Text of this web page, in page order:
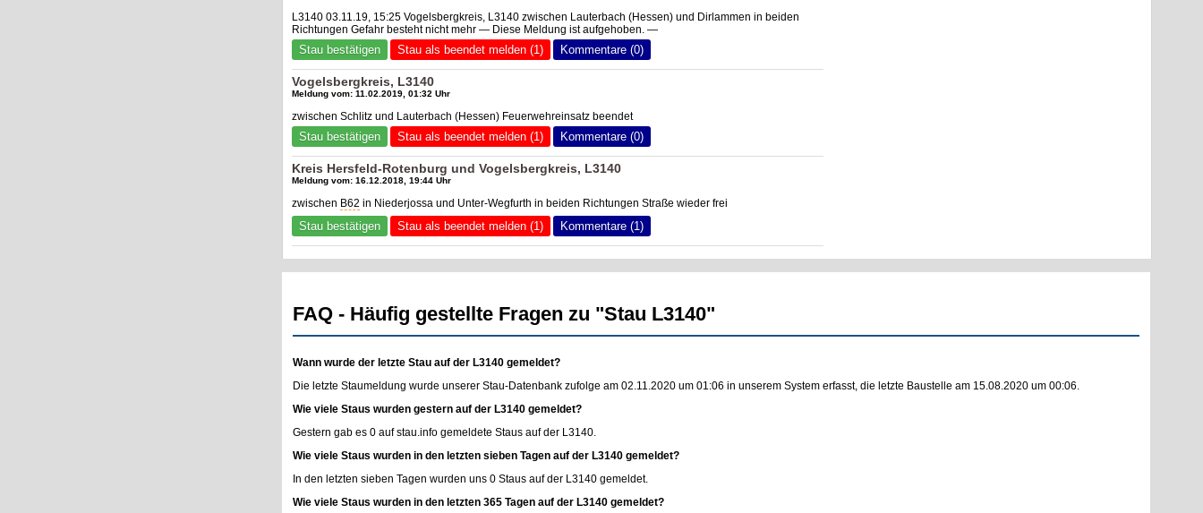
L3140 03.11.19, 15:25 Vogelsbergkreis, L3140 zwischen Lauterbach (Hessen) und Dirlammen in beiden
Richtungen Gefahr besteht nicht mehr — Diese Meldung ist aufgehoben. —
Stau bestätigen Stau als beendet melden (1) Kommentare (0)
Vogelsbergkreis, L3140
Meldung vom: 11.02.2019, 01:32 Uhr
zwischen Schlitz und Lauterbach (Hessen) Feuerwehreinsatz beendet
Stau bestätigen Stau als beendet melden (1) Kommentare (0)
Kreis Hersfeld-Rotenburg und Vogelsbergkreis, L3140
Meldung vom: 16.12.2018, 19:44 Uhr
zwischen B62 in Niederjossa und Unter-Wegfurth in beiden Richtungen Straße wieder frei
Stau bestätigen Stau als beendet melden (1) Kommentare (1)
FAQ - Häufig gestellte Fragen zu "Stau L3140"
Wann wurde der letzte Stau auf der L3140 gemeldet?
Die letzte Staumeldung wurde unserer Stau-Datenbank zufolge am 02.11.2020 um 01:06 in unserem System erfasst, die letzte Baustelle am 15.08.2020 um 00:06.
Wie viele Staus wurden gestern auf der L3140 gemeldet?
Gestern gab es 0 aufstau.info gemeldete Staus auf der L3140.
Wie viele Staus wurden in den letzten sieben Tagen auf der L3140 gemeldet?
In den letzten sieben Tagen wurden uns 0 Staus auf der L3140 gemeldet.
Wie viele Staus wurden in den letzten 365 Tagen auf der L3140 gemeldet?